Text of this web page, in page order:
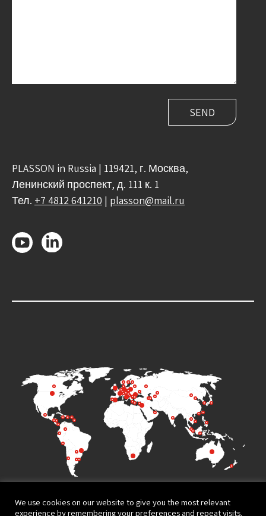
PLASSON in Russia | 119421, г. Москва,
Ленинский проспект, д. 111 к. 1
Тел. +7 4812 641210 | plasson@mail.ru
We use cookies on our website to give you the most relevant
experience by remembering your preferences and repeat visits.